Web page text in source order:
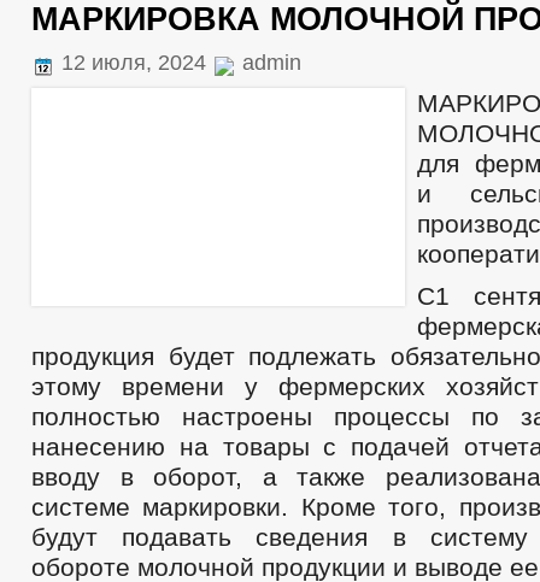
МАРКИРОВКА МОЛОЧНОЙ
12 июля, 2024 admin
для
и
С1
продукция будет подлежать
этому времени у фермерских
полностью настроены процессы по
нанесению на товары с подачей
вводу в оборот, а также
системе маркировки. Кроме того,
будут подавать сведения в
обороте молочной продукции и выводе